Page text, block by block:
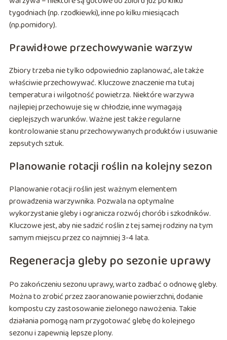
tygodniach (np. rzodkiewki), inne po kilku miesiącach
(np.pomidory).
Prawidłowe przechowywanie warzyw
Zbiory trzeba nie tylko odpowiednio zaplanować, ale także
właściwie przechowywać. Kluczowe znaczenie ma tutaj
temperatura i wilgotność powietrza. Niektóre warzywa
najlepiej przechowuje się w chłodzie, inne wymagają
cieplejszych warunków. Ważne jest także regularne
kontrolowanie stanu przechowywanych produktów i usuwanie
zepsutych sztuk.
Planowanie rotacji roślin na kolejny sezon
Planowanie rotacji roślin jest ważnym elementem
prowadzenia warzywnika. Pozwala na optymalne
wykorzystanie gleby i ogranicza rozwój chorób i szkodników.
Kluczowe jest, aby nie sadzić roślin z tej samej rodziny na tym
samym miejscu przez co najmniej 3-4 lata.
Regeneracja gleby po sezonie uprawy
Po zakończeniu sezonu uprawy, warto zadbać o odnowę gleby.
Można to zrobić przez zaoranowanie powierzchni, dodanie
kompostu czy zastosowanie zielonego nawożenia. Takie
działania pomogą nam przygotować glebę do kolejnego
sezonu i zapewnią lepsze plony.